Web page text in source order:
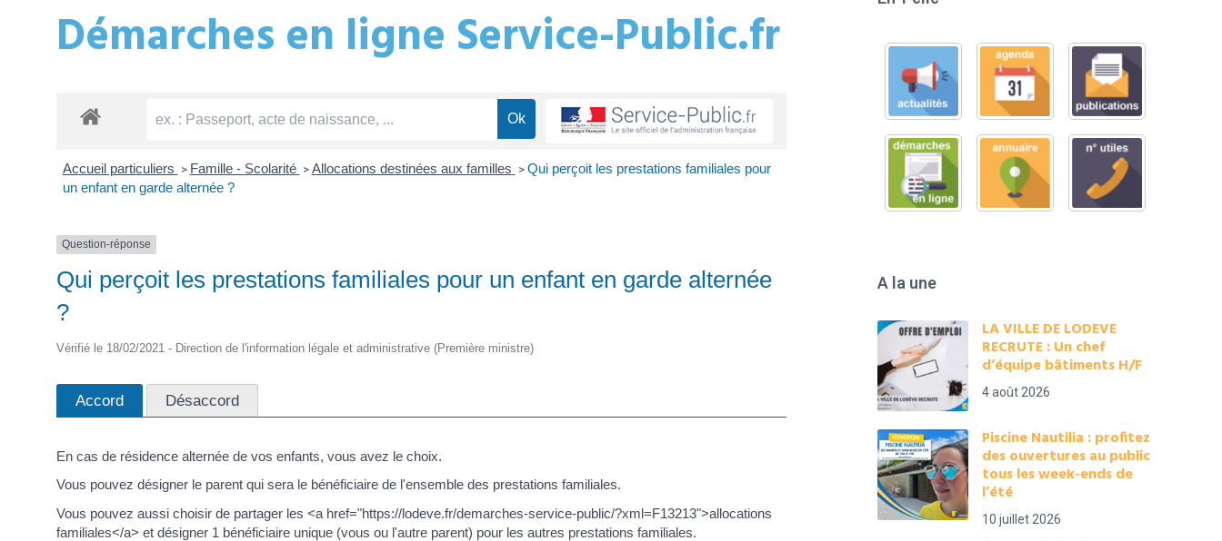
Démarches en ligne Service-Public.fr
Accueil particuliers > Famille - Scolarité > Allocations destinées aux familles > Qui perçoit les prestations familiales pour
un enfant en garde alternée ?
Question-réponse
Qui perçoit les prestations familiales pour un enfant en garde alternée
?
Vérifié le 18/02/2021 - Direction de l'information légale et administrative (Première ministre)
Accord Désaccord
En cas de résidence alternée de vos enfants, vous avez le choix.
Vous pouvez désigner le parent qui sera le bénéficiaire de l'ensemble des prestations familiales.
Vous pouvez aussi choisir de partager les <a href="https://lodeve.fr/demarches-service-public/?xml=F13213">allocations
familiales</a> et désigner 1 bénéficiaire unique (vous ou l'autre parent) pour les autres prestations familiales.
A la une
LA VILLE DE LODEVE
RECRUTE : Un chef
d’équipe bâtiments H/F
4 août 2026
Piscine Nautilia : profitez
des ouvertures au public
tous les week-ends de
l’été
10 juillet 2026